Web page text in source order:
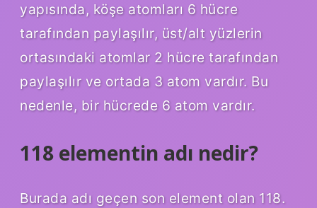
yapısında, köşe atomları 6 hücre
tarafından paylaşılır, üst/alt yüzlerin
ortasındaki atomlar 2 hücre tarafından
paylaşılır ve ortada 3 atom vardır. Bu
nedenle, bir hücrede 6 atom vardır.
118 elementin adı nedir?
Burada adı geçen son element olan 118.